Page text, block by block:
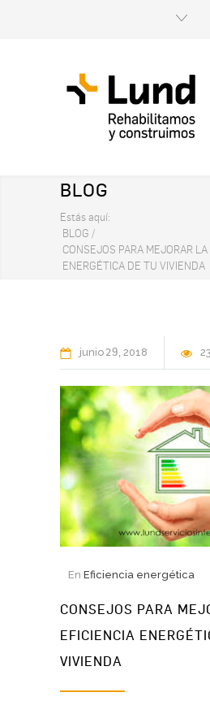
BLOG
Estás aquí:
BLOG /
CONSEJOS PARA MEJORAR
ENERGÉTICA DE TU VIVIENDA
junio 29 2018
En Eficiencia energética
CONSEJOS PARA
EFICIENCIA
VIVIENDA